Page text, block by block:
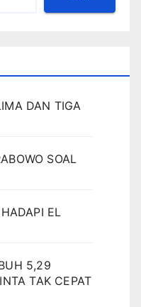
DAN TIGA
SOAL
EL
5,29
TAK CEPAT